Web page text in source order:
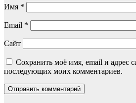
Имя *
Email *
Сайт
Сохранить моё имя, email и адрес
последующих моих комментариев.